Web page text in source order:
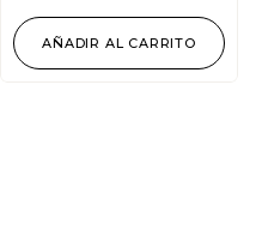
AÑADIR AL CARRITO